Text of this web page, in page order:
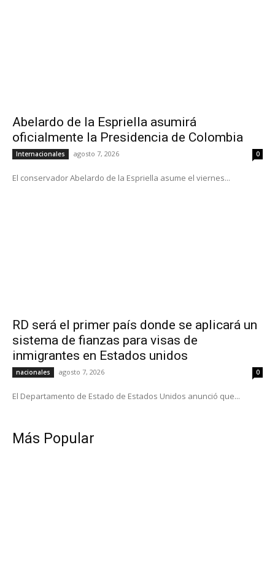
Abelardo de la Espriella asumirá
oficialmente la Presidencia de Colombia
Internacionales agosto 7, 2026 0
El conservador Abelardo de la Espriella asume el viernes...
RD será el primer país donde se aplicará un
sistema de fianzas para visas de
inmigrantes en Estados unidos
nacionales agosto 7, 2026 0
El Departamento de Estado de Estados Unidos anunció que...
Más Popular